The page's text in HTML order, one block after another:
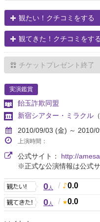
観たい！クチコミをする
観てきた！クチコミをする
チケットプレゼント終了
実演鑑賞
飴玉詐欺同盟
新宿シアター・ミラクル
2010/09/03 (金) ～ 2010/
上演時間：
公式サイト： http://
※正式な公演情報は公式
0人 / 0.0
0人 / 0.0